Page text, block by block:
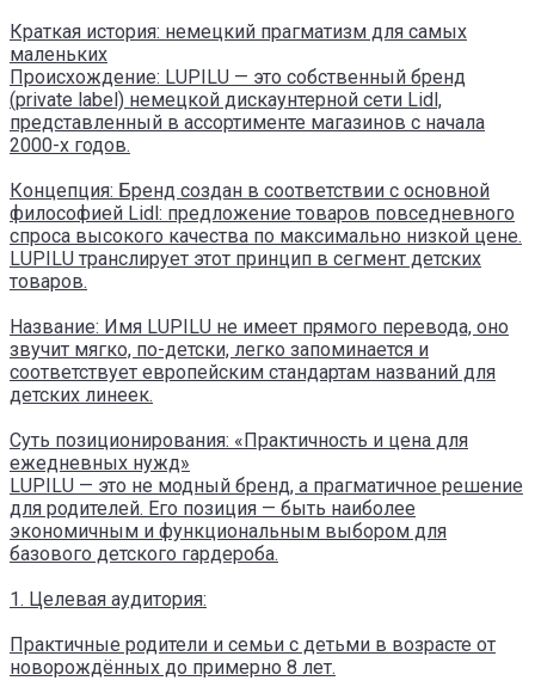
Краткая история: немецкий прагматизм для самых
маленьких
Происхождение: LUPILU — это собственный бренд
(private label) немецкой дискаунтерной сети Lidl,
представленный в ассортименте магазинов с начала
2000-х годов.
Концепция: Бренд создан в соответствии с основной
философией Lidl: предложение товаров повседневного
спроса высокого качества по максимально низкой цене.
LUPILU транслирует этот принцип в сегмент детских
товаров.
Название: Имя LUPILU не имеет прямого перевода, оно
звучит мягко, по-детски, легко запоминается и
соответствует европейским стандартам названий для
детских линеек.
Суть позиционирования: «Практичность и цена для
ежедневных нужд»
LUPILU — это не модный бренд, а прагматичное решение
для родителей. Его позиция — быть наиболее
экономичным и функциональным выбором для
базового детского гардероба.
1. Целевая аудитория:
Практичные родители и семьи с детьми в возрасте от
новорождённых до примерно 8 лет.